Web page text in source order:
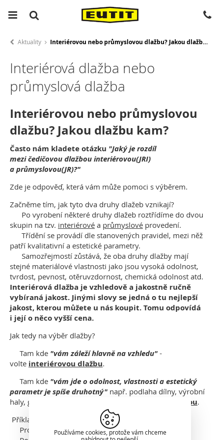
Aktuality Interiérovou nebo průmyslovou dlažbu? Jakou dlažbu kam?
Interiérová dlažba nebo
průmyslová dlažba
Interiérovou nebo průmyslovou
dlažbu? Jakou dlažbu kam?
Často nám kladete otázku "Jaký je rozdíl
mezičedičovou dlažbouinteriérovou(JRI)
a průmyslovou(JR)?"
Zde je odpověď, která vám může pomoci s výběrem.
Začněme tím, jak tyto dva druhy dlažeb vznikají?
Po vyrobení některé druhy dlažeb roztřídíme do dvou
skupin na tzv. interiérové a průmyslové provedení.
Třídění se provádí dle stanovených pravidel, mezi něž
patří kvalitativní a estetické parametry.
Samozřejmostí zůstává, že oba druhy dlažby mají
stejné materiálové vlastnosti jako jsou vysoká odolnost,
tvrdost, pevnost, otěruvzdornost, chemická odolnost atd.
Interiérová dlažba je vzhledově a jakostně ručně
vybíraná jakost. Jinými slovy se jedná o tu nejlepší
jakost, kterou můžete u nás koupit. Tomu odpovídá
i její o něco vyšší cena.
Jak tedy na výběr dlažby?
Tam kde "vám záleží hlavně na vzhledu" -
volte interiérovou dlažbu.
Tam kde "vám jde o odolnost, vlastnosti a estetický
parametr je spíše druhotný" např. podlaha dílny, výrobní
haly, garáže, sklepa apod. - volte
dlažbu průmyslovou.
Příklady výběru:
Prostor RD - interiérová dlažba
Používáme cookies, protože vám chceme